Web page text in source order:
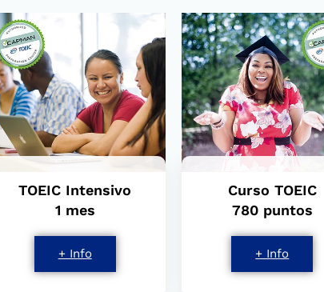
TOEIC Intensivo
1 mes
+ Info
Curso TOEIC
780 puntos
+ Info